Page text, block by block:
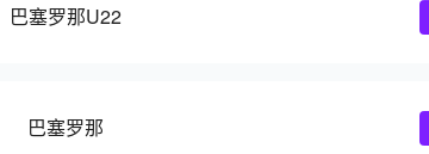
巴塞罗那U22
巴塞罗那